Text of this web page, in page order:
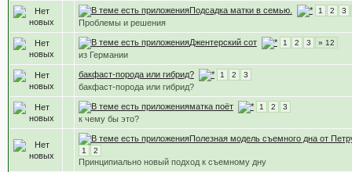
Подсадка матки в семью. 1 2 3
Проблемы и решения
Джентерский сот 1 2 3 » 12
из Германии
бакфаст-порода или гибрид? 1 2 3
бакфаст-порода или гибрид?
матка поёт 1 2 3
к чему бы это?
Полезная модель съемного дна от
1 2
Принципиально новый подход к съемному дну